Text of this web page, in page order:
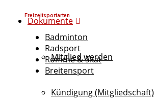
Dokumente
Mitglied werden
Kündigung (Mitgliedschaft)
Freizeitsportarten
Badminton
Radsport
Rommé & Skat
Breitensport